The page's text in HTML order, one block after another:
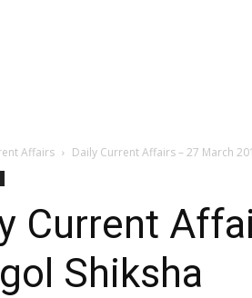
Affairs Daily Current Affairs – 27 March
Current
Shiksha